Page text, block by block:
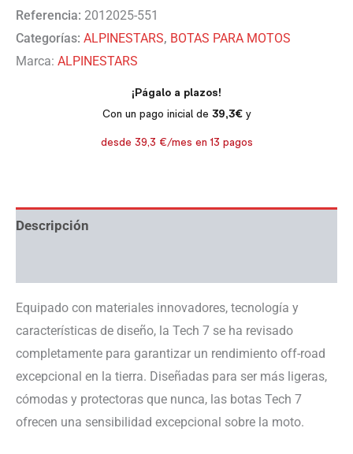
Referencia: 2012025-551
Categorías: ALPINESTARS, BOTAS PARA MOTOS
Marca: ALPINESTARS
Descripción
Equipado con materiales innovadores, tecnología y
características de diseño, la Tech 7 se ha revisado
completamente para garantizar un rendimiento off-road
excepcional en la tierra. Diseñadas para ser más ligeras,
cómodas y protectoras que nunca, las botas Tech 7
ofrecen una sensibilidad excepcional sobre la moto.